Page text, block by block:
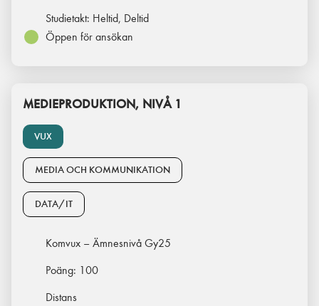
Studietakt: Heltid, Deltid
Öppen för ansökan
VUX
MEDIEPRODUKTION, NIVÅ 1
MEDIA OCH KOMMUNIKATION
DATA/IT
Komvux – Ämnesnivå Gy25
Poäng: 100
Distans